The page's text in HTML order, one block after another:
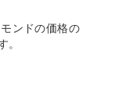
ンドの価格の
。